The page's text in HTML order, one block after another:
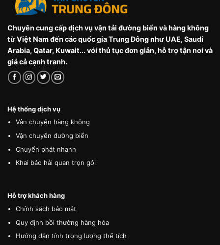
Chuyên cung cấp dịch vụ vận tải đường biển và hàng không
từ Việt Nam đến các quốc gia Trung Đông như UAE, Saudi
Arabia, Qatar, Kuwait... với thủ tục đơn giản, hỗ trợ tận nơi và
giá cả cạnh tranh.
Hệ thống dịch vụ
Vận chuyển hàng không
Vận chuyển đường biển
Chuyển phát nhanh
Khai báo hải quan trọn gói
Hỗ trợ khách hàng
Chính sách bảo mật
Quy định bồi thường hàng hóa
Hướng dẫn tính trọng lượng thể tích